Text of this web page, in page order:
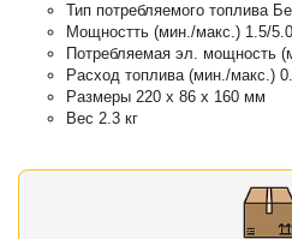
Тип потребляемого топлива
Мощностть (мин./макс.) 1.5/
Потребляемая эл. мощность
Расход топлива (мин./макс.)
Размеры 220 х 86 х 160 мм
Вес 2.3 кг